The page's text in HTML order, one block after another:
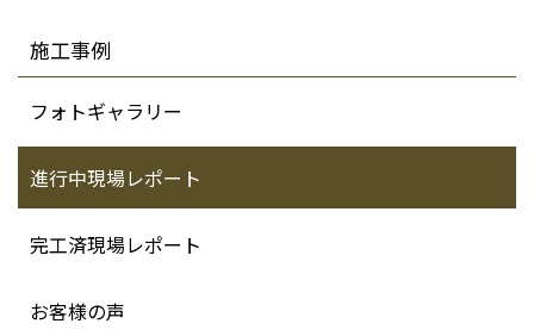
施工事例
フォトギャラリー
進行中現場レポート
完工済現場レポート
お客様の声